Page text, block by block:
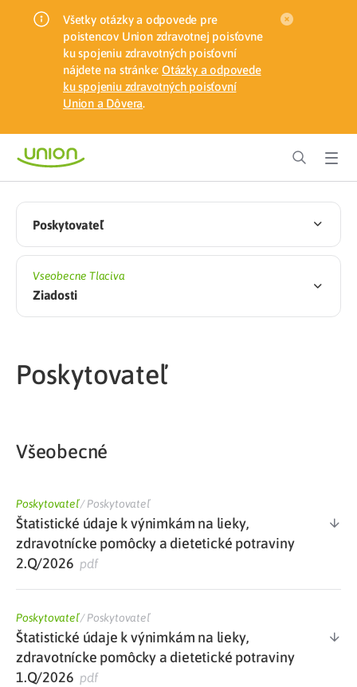
Všetky otázky a odpovede pre
poistencov Union zdravotnej poisťovne
ku spojeniu zdravotných poisťovní
nájdete na stránke: Otázky a odpovede
ku spojeniu zdravotných poisťovní
Union a Dôvera.
Poskytovateľ
Vseobecne Tlaciva
Ziadosti
Poskytovateľ
Všeobecné
Poskytovateľ/Poskytovateľ
Štatistické údaje k výnimkám na lieky,
zdravotnícke pomôcky a dietetické potraviny
2.Q/2026 pdf
Poskytovateľ/Poskytovateľ
Štatistické údaje k výnimkám na lieky,
zdravotnícke pomôcky a dietetické potraviny
1.Q/2026 pdf